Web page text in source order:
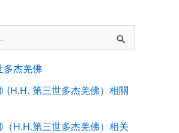
多杰羌佛
(H.H. 第三世多杰羌佛）相關
（H.H.第三世多杰羌佛）相关